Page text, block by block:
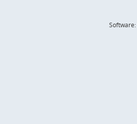
Software: